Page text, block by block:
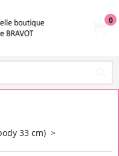
0
33 cm) >